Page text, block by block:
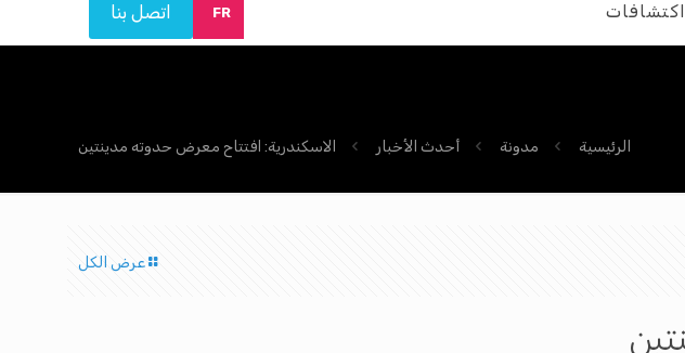
FR اتصل بنا
الرئيسية مدونة أحدث الأخبار الاسكندرية: افتتاح معرض حدوته مدينتين
عرض الكل